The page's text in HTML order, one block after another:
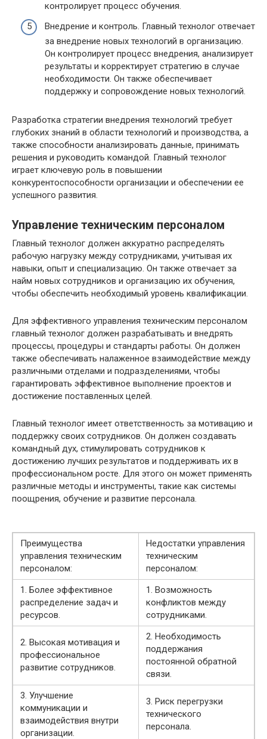
контролирует процесс обучения.
Внедрение и контроль. Главный технолог отвечает
за внедрение новых технологий в организацию.
Он контролирует процесс внедрения, анализирует
результаты и корректирует стратегию в случае
необходимости. Он также обеспечивает
поддержку и сопровождение новых технологий.
Разработка стратегии внедрения технологий требует
глубоких знаний в области технологий и производства, а
также способности анализировать данные, принимать
решения и руководить командой. Главный технолог
играет ключевую роль в повышении
конкурентоспособности организации и обеспечении ее
успешного развития.
Управление техническим персоналом
Главный технолог должен аккуратно распределять
рабочую нагрузку между сотрудниками, учитывая их
навыки, опыт и специализацию. Он также отвечает за
найм новых сотрудников и организацию их обучения,
чтобы обеспечить необходимый уровень квалификации.
Для эффективного управления техническим персоналом
главный технолог должен разрабатывать и внедрять
процессы, процедуры и стандарты работы. Он должен
также обеспечивать налаженное взаимодействие между
различными отделами и подразделениями, чтобы
гарантировать эффективное выполнение проектов и
достижение поставленных целей.
Главный технолог имеет ответственность за мотивацию и
поддержку своих сотрудников. Он должен создавать
командный дух, стимулировать сотрудников к
достижению лучших результатов и поддерживать их в
профессиональном росте. Для этого он может применять
различные методы и инструменты, такие как системы
поощрения, обучение и развитие персонала.
Преимущества
управления техническим
персоналом:
Недостатки управления
техническим
персоналом:
1. Более эффективное
распределение задач и
ресурсов.
1. Возможность
конфликтов между
сотрудниками.
2. Высокая мотивация и
профессиональное
развитие сотрудников.
2. Необходимость
поддержания
постоянной обратной
связи.
3. Улучшение
коммуникации и
взаимодействия внутри
организации.
3. Риск перегрузки
технического
персонала.